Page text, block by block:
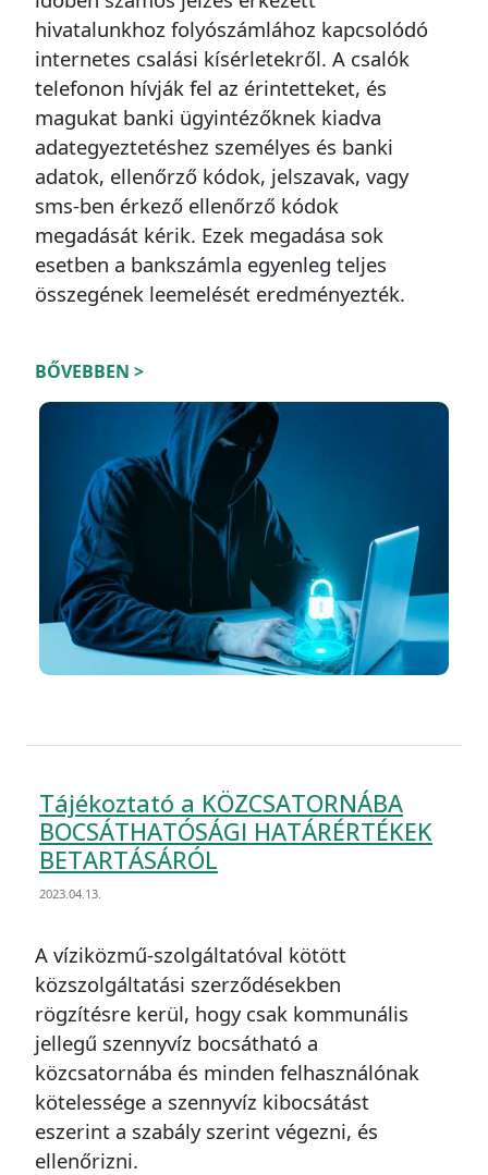
hivatalunkhoz folyószámlához kapcsolódó
internetes csalási kísérletekről. A csalók
telefonon hívják fel az érintetteket, és
magukat banki ügyintézőknek kiadva
adategyeztetéshez személyes és banki
adatok, ellenőrző kódok, jelszavak, vagy
sms-ben érkező ellenőrző kódok
megadását kérik. Ezek megadása sok
esetben a bankszámla egyenleg teljes
összegének leemelését eredményezték.
BŐVEBBEN >
Tájékoztató a KÖZCSATORNÁBA
BOCSÁTHATÓSÁGI HATÁRÉRTÉKEK
BETARTÁSÁRÓL
2023.04.13.
A víziközmű-szolgáltatóval kötött
közszolgáltatási szerződésekben
rögzítésre kerül, hogy csak kommunális
jellegű szennyvíz bocsátható a
közcsatornába és minden felhasználónak
kötelessége a szennyvíz kibocsátást
eszerint a szabály szerint végezni, és
ellenőrizni.